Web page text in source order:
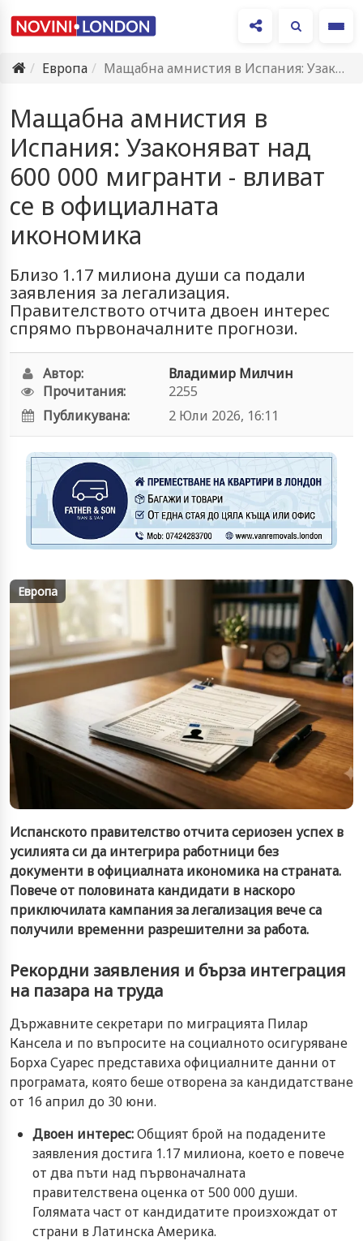
Европа
Мащабна амнистия в Испания: Узаконяват над 600 000 мигранти -…
Мащабна амнистия в
Испания: Узаконяват над
600 000 мигранти - вливат
се в официалната
икономика
Близо 1.17 милиона души са подали
заявления за легализация.
Правителството отчита двоен интерес
спрямо първоначалните прогнози.
Автор:
Владимир Милчин
Прочитания:
2255
Публикувана:
2 Юли 2026, 16:11
Европа
Испанското правителство отчита сериозен успех в
усилията си да интегрира работници без
документи в официалната икономика на страната.
Повече от половината кандидати в наскоро
приключилата кампания за легализация вече са
получили временни разрешителни за работа.
Рекордни заявления и бърза интеграция
на пазара на труда
Държавните секретари по миграцията Пилар
Кансела и по въпросите на социалното осигуряване
Борха Суарес представиха официалните данни от
програмата, която беше отворена за кандидатстване
от 16 април до 30 юни.
Двоен интерес:Общият брой на подадените
заявления достига 1.17 милиона, което е повече
от два пъти над първоначалната
правителствена оценка от 500 000 души.
Голямата част от кандидатите произхождат от
страни в Латинска Америка.